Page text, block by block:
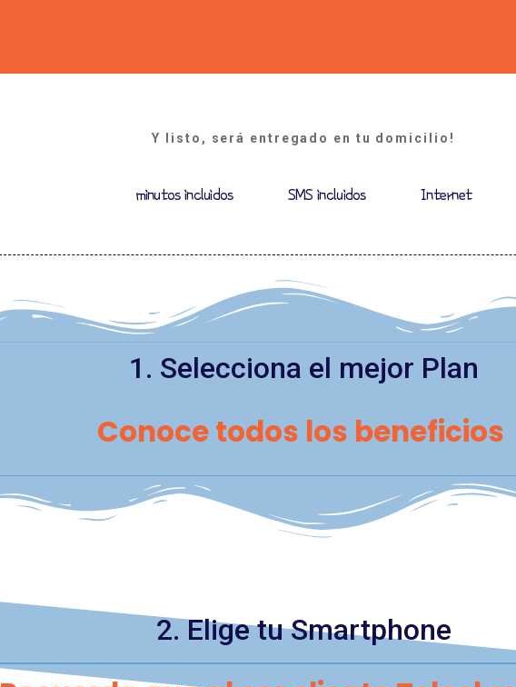
Y listo, será entregado en tu domicilio!
minutos incluidos SMS incluidos Internet
1. Selecciona el mejor Plan
Conoce todos los beneficios
2. Elige tu Smartphone